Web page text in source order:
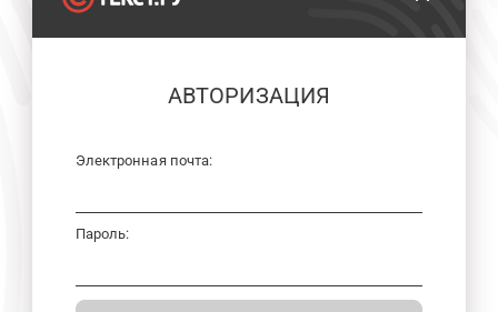
АВТОРИЗАЦИЯ
Электронная почта:
Пароль: